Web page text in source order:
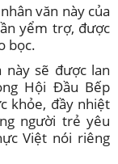
văn này của
yểm trợ, được
bọc.
này sẽ được lan
Hội Đầu Bếp
khỏe, đầy nhiệt
người trẻ yêu
Việt nói riêng